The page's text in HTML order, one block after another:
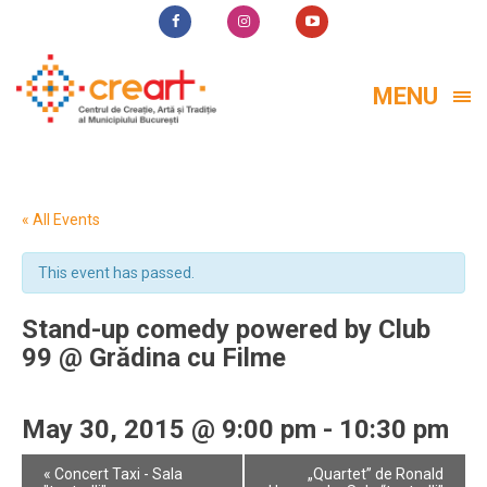
MENU
« All Events
This event has passed.
Stand-up comedy powered by Club
99 @ Grădina cu Filme
May 30, 2015 @ 9:00 pm - 10:30 pm
Event
« Concert Taxi - Sala
„Quartet” de Ronald